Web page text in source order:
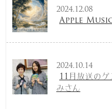
2024.12.08
Apple Music
2024.10.14
11月放送の
みさん